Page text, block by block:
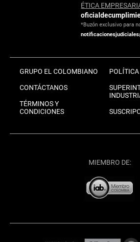
ÉTICA
*Buzón exclusivo para
GRUPO EL COLOMBIANO
CONTÁCTANOS
TÉRMINOS Y
CONDICIONES
MIEMBRO DE: